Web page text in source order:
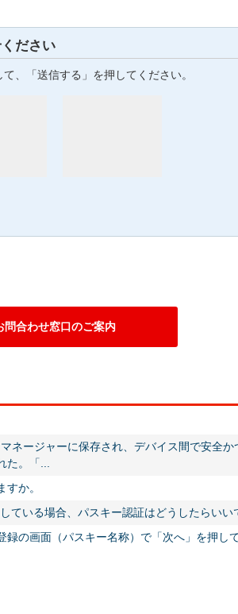
ださい
て、「送信する」を押してください。
問合わせ窓口のご案内
ネージャーに保存され、デバイス間で安全か
。「...
か。
ている場合、パスキー認証はどうしたらいい
録の画面（パスキー名称）で「次へ」を押し